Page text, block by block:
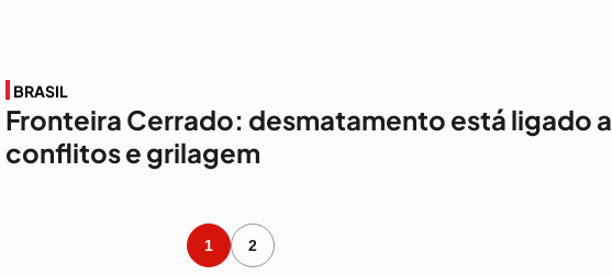
BRASIL
Fronteira Cerrado: desmatamento está ligado a
conflitos e grilagem
1 2